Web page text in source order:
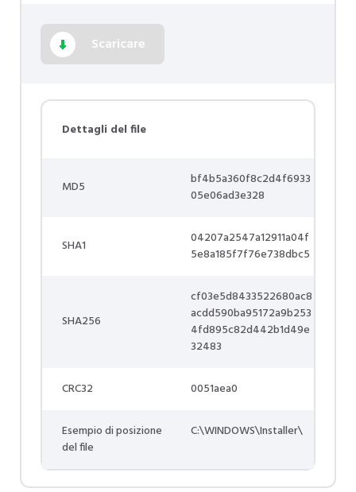
Scaricare
Dettagli del file
MD5
bf4b5a360f8c2d4f6933
05e06ad3e328
SHA1
04207a2547a12911a04f
5e8a185f7f76e738dbc5
SHA256
cf03e5d8433522680ac8
acdd590ba95172a9b253
4fd895c82d442b1d49e
32483
CRC32 0051aea0
Esempio di posizione
del file
C:\WINDOWS\Installer\